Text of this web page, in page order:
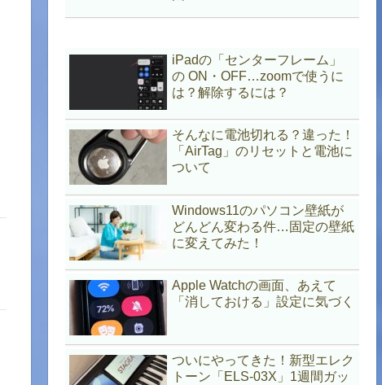
iPadの「センターフレーム」
の ON・OFF…zoomで使うに
は？解除するには？
そんなに電池切れる？違った！
「AirTag」のリセットと電池に
ついて
Windows11のパソコン壁紙が
どんどん変わる件…固定の壁紙
に変えてみた！
Apple Watchの画面、あえて
「消しておける」設定に気づく
ついにやってきた！新型エレク
トーン「ELS-03X」1週間ガッ